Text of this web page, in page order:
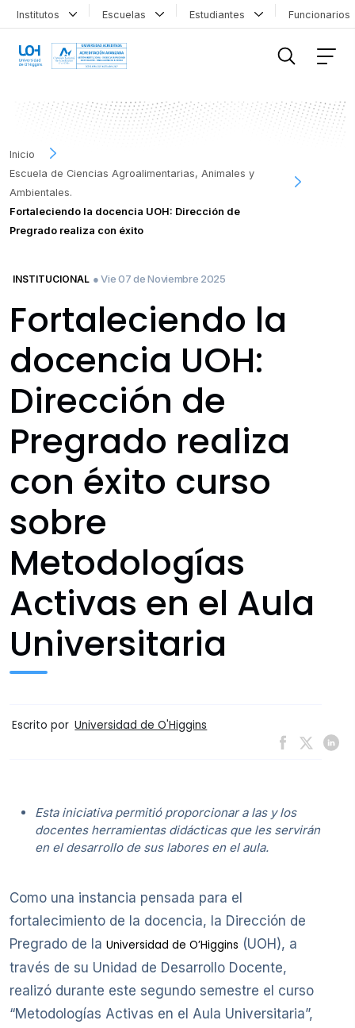
Institutos Escuelas Estudiantes
Inicio
Escuela de Ciencias Agroalimentarias, Animales y
Ambientales.
Fortaleciendo la docencia UOH: Dirección de
Pregrado realiza con éxito
INSTITUCIONAL ● Vie 07 de Noviembre 2025
Fortaleciendo la
docencia UOH:
Dirección de
Pregrado realiza
con éxito curso
sobre
Metodologías
Activas en el Aula
Universitaria
Escrito por Universidad de O'Higgins
Esta iniciativa permitió proporcionar a las y los
docentes herramientas didácticas que les servirán
en el desarrollo de sus labores en el aula.
Como una instancia pensada para el
fortalecimiento de la docencia, la Dirección de
Pregrado de la Universidad de O’Higgins (UOH), a
través de su Unidad de Desarrollo Docente,
realizó durante este segundo semestre el curso
“Metodologías Activas en el Aula Universitaria”,